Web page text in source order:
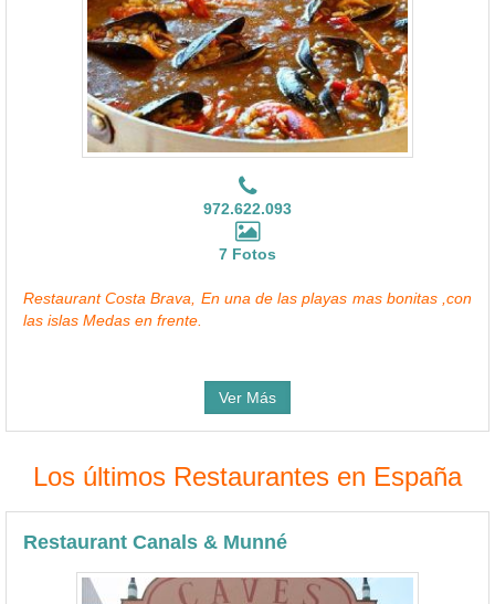
972.622.093
7 Fotos
Restaurant Costa Brava, En una de las playas mas bonitas ,con
las islas Medas en frente.
Ver Más
Los últimos Restaurantes en España
Restaurant Canals & Munné